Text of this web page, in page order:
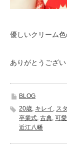
優しいクリーム
ありがとうござ
BLOG
20歳, キレイ , ス
卒業式, 古典, 可
近江八幡